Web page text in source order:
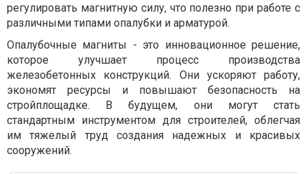
регулировать магнитную силу, что полезно при работе с
различными типами опалубки и арматурой.
Опалубочные магниты - это инновационное решение,
которое улучшает процесс производства
железобетонных конструкций. Они ускоряют работу,
экономят ресурсы и повышают безопасность на
стройплощадке. В будущем, они могут стать
стандартным инструментом для строителей, облегчая
им тяжелый труд создания надежных и красивых
сооружений.